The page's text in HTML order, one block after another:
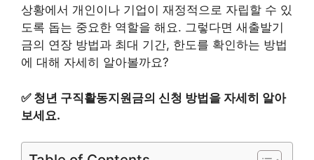
상황에서 개인이나 기업이 재정적으로 자립할 수 있
도록 돕는 중요한 역할을 해요. 그렇다면 새출발기
금의 연장 방법과 최대 기간, 한도를 확인하는 방법
에 대해 자세히 알아볼까요?
✅ 청년 구직활동지원금의 신청 방법을 자세히 알아
보세요.